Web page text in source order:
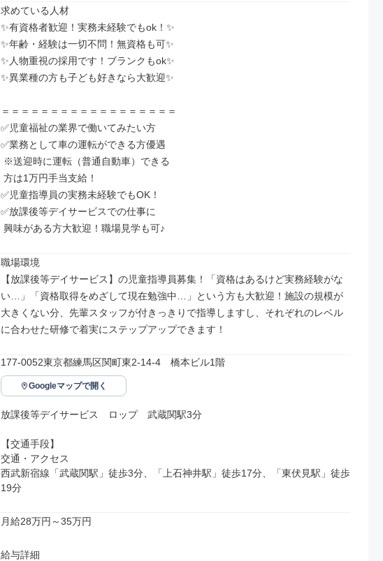
求めている人材
✨有資格者歓迎！実務未経験でもok！✨
✨年齢・経験は一切不問！無資格も可✨
✨人物重視の採用です！ブランクもok✨
✨異業種の方も子ども好きなら大歓迎✨
＝＝＝＝＝＝＝＝＝＝＝＝＝＝＝＝＝＝
✅児童福祉の業界で働いてみたい方
✅業務として車の運転ができる方優遇
✅児童指導員の実務未経験でもOK！
✅放課後等デイサービスでの仕事に
興味がある方大歓迎！職場見学も可♪
職場環境
【放課後等デイサービス】の児童指導員募集！「資格はあるけど実務経験がな
い…」「資格取得をめざして現在勉強中…」という方も大歓迎！施設の規模が
大きくない分、先輩スタッフが付きっきりで指導しますし、それぞれのレベル
に合わせた研修で着実にステップアップできます！
177-0052東京都練馬区関町東2‐14‐4　橋本ビル1階
Googleマップで開く
放課後等デイサービス　ロップ　武蔵関駅3分
【交通手段】
交通・アクセス
西武新宿線「武蔵関駅」徒歩3分、「上石神井駅」徒歩17分、「東伏見駅」徒歩
19分
月給28万円～35万円
給与詳細